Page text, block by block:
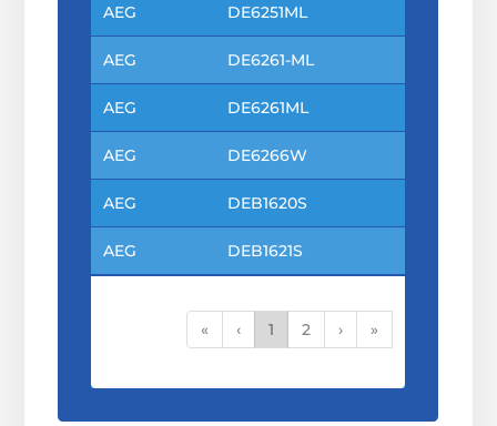
AEG DE6251ML
AEG DE6261-ML
AEG DE6261ML
AEG DE6266W
AEG DEB1620S
AEG DEB1621S
« ‹ 1 2 › »